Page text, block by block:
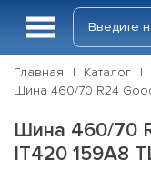
Главная Каталог
Шина 460/70 R24
Шина 460/70
IT420 159A8